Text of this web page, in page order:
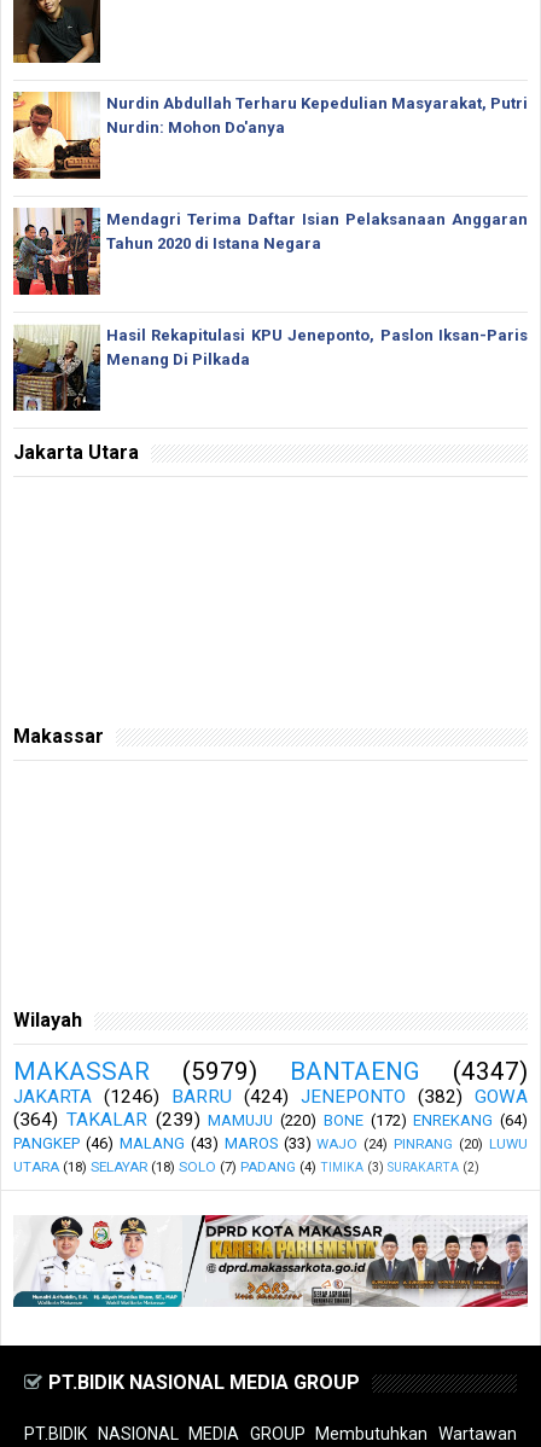
Nurdin Abdullah Terharu Kepedulian Masyarakat, Putri
Nurdin: Mohon Do'anya
Mendagri Terima Daftar Isian Pelaksanaan Anggaran
Tahun 2020 di Istana Negara
Hasil Rekapitulasi KPU Jeneponto, Paslon Iksan-Paris
Menang Di Pilkada
Jakarta Utara
Makassar
Wilayah
MAKASSAR (5979) BANTAENG (4347)
JAKARTA (1246) BARRU (424) JENEPONTO (382)
GOWA
(364) TAKALAR (239) MAMUJU (220) BONE (172) ENREKANG (64)
PANGKEP (46) MALANG (43) MAROS (33) WAJO (24) PINRANG (20) LUWU
UTARA (18) SELAYAR (18) SOLO (7) PADANG (4) TIMIKA (3) SURAKARTA (2)
PT.BIDIK NASIONAL MEDIA GROUP
PT.BIDIK NASIONAL MEDIA GROUP Membutuhkan Wartawan